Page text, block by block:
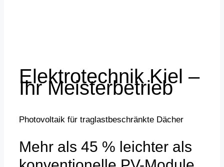
Elektrotechnik Kiel –
Ihr Meisterbetrieb
Photovoltaik für traglastbeschränkte Dächer
Mehr als 45 % leichter als